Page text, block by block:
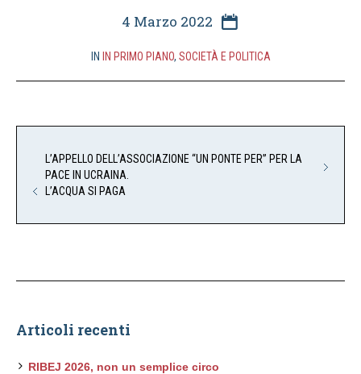
4 Marzo 2022
IN IN PRIMO PIANO, SOCIETÀ E POLITICA
L’APPELLO DELL’ASSOCIAZIONE “UN PONTE PER” PER LA
PACE IN UCRAINA.
L’ACQUA SI PAGA
Articoli recenti
RIBEJ 2026, non un semplice circo